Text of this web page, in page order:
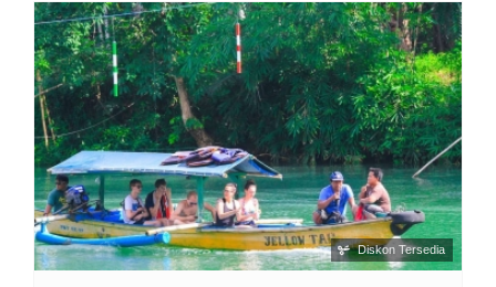
Diskon Tersedia
Lihat Detail